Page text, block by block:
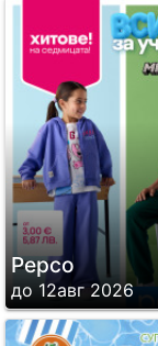
Pepco
до 12авг 2026